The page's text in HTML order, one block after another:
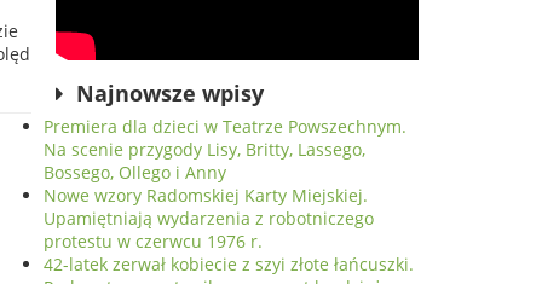
Najnowsze wpisy
Premiera dla dzieci w Teatrze Powszechnym.
Na scenie przygody Lisy, Britty, Lassego,
Bossego, Ollego i Anny
Nowe wzory Radomskiej Karty Miejskiej.
Upamiętniają wydarzenia z robotniczego
protestu w czerwcu 1976 r.
42-latek zerwał kobiecie z szyi złote łańcuszki.